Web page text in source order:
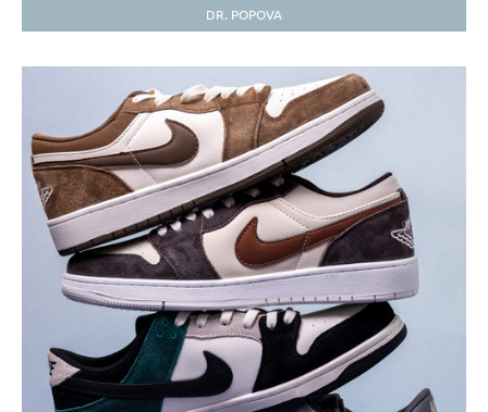
DR. POPOVA